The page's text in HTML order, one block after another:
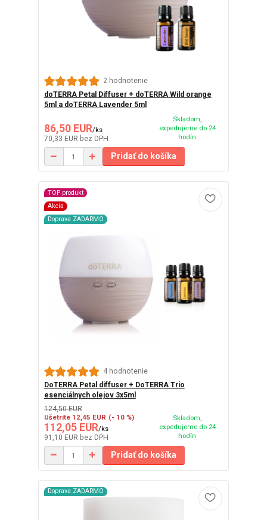
2 hodnotenie
doTERRA Petal Diffuser + doTERRA Wild orange
5ml a doTERRA Lavender 5ml
86,50 EUR/ks
70,33 EUR bez DPH
Skladom,
expedujeme do 24
hodín
Pridať do košíka
TOP produkt
Akcia
Doprava ZADARMO
4 hodnotenie
DoTERRA Petal diffuser + DoTERRA Trio
esenciálnych olejov 3x5ml
124,50 EUR
Ušetríte 12,45 EUR (- 10 %)
112,05 EUR/ks
91,10 EUR bez DPH
Skladom,
expedujeme do 24
hodín
Pridať do košíka
Doprava ZADARMO